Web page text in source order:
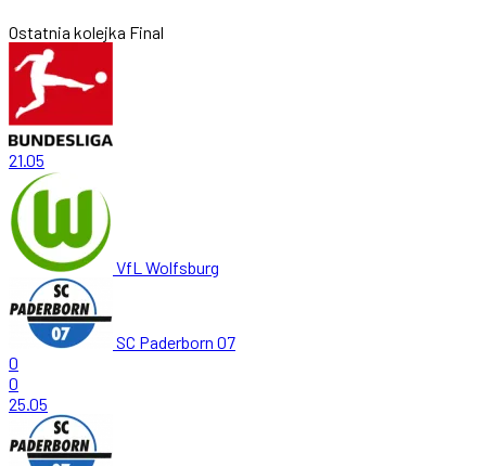
Ostatnia kolejka Final
21.05
VfL Wolfsburg
SC Paderborn 07
0
0
25.05